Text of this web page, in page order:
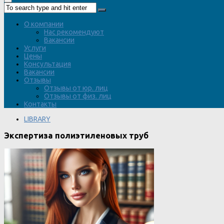
О компании
Нас рекомендуют
Вакансии
Услуги
Цены
Консультация
Вакансии
Отзывы
Отзывы от юр. лиц
Отзывы от физ. лиц
Контакты
LIBRARY
Экспертиза полиэтиленовых труб